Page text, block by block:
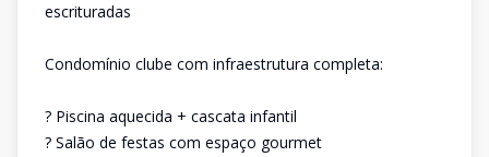
escrituradas
Condomínio clube com infraestrutura completa:
? Piscina aquecida + cascata infantil
? Salão de festas com espaço gourmet